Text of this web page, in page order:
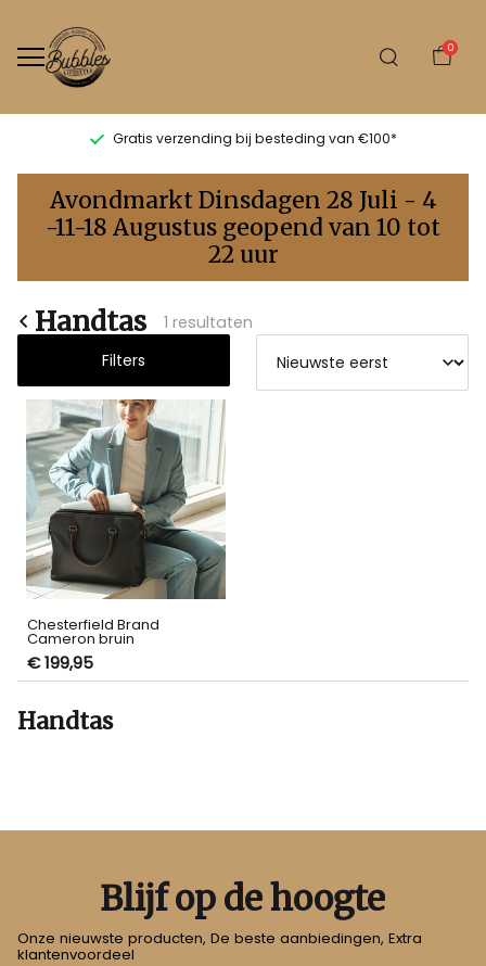
0
Gratis verzending bij besteding van €100*
Handtas
Bubbles
Sluis
Avondmarkt Dinsdagen 28 Juli - 4
-11-18 Augustus geopend van 10 tot
22 uur
Handtas
1 resultaten
Filters
Chesterfield Brand
Cameron bruin
€ 199,95
Handtas
Blijf op de hoogte
Onze nieuwste producten, De beste aanbiedingen, Extra
klantenvoordeel